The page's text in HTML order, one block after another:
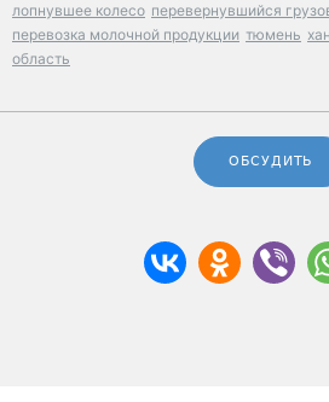
лопнувшее колесо перевернувшийся
перевозка молочной продукции тюмень
область
ОБСУДИТЬ